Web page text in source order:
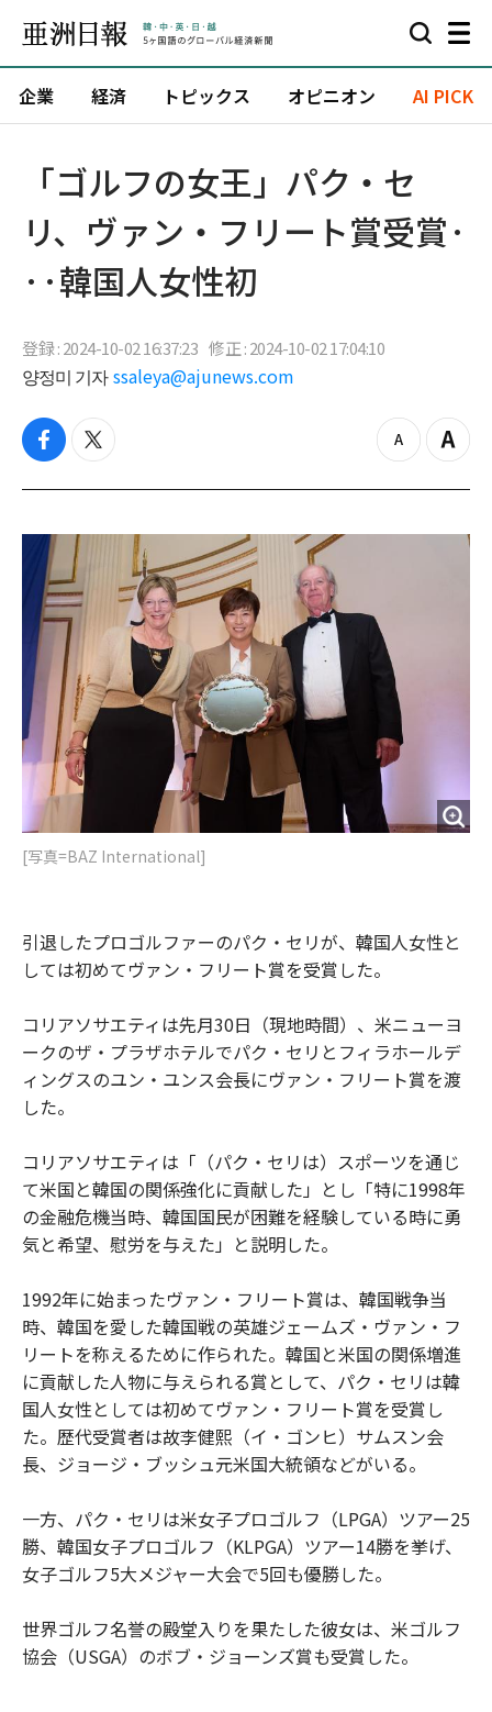
企業 経済 トピックス オピニオン AI PICK
「ゴルフの女王」パク・セ
リ、ヴァン・フリート賞受賞·
··韓国人女性初
登録 : 2024-10-02 16:37:23 修正 : 2024-10-02 17:04:10
양정미 기자 ssaleya@ajunews.com
f
c
b
o
o
k
t
i
t
z
o
o
Z
o
i
[写真=BAZ International]
引退したプロゴルファーのパク・セリが、韓国人女性と
しては初めてヴァン・フリート賞を受賞した。
コリアソサエティは先月30日（現地時間）、米ニューヨ
ークのザ・プラザホテルでパク・セリとフィラホールデ
ィングスのユン・ユンス会長にヴァン・フリート賞を渡
した。
コリアソサエティは「（パク・セリは）スポーツを通じ
て米国と韓国の関係強化に貢献した」とし「特に1998年
の金融危機当時、韓国国民が困難を経験している時に勇
気と希望、慰労を与えた」と説明した。
1992年に始まったヴァン・フリート賞は、韓国戦争当
時、韓国を愛した韓国戦の英雄ジェームズ・ヴァン・フ
リートを称えるために作られた。韓国と米国の関係増進
に貢献した人物に与えられる賞として、パク・セリは韓
国人女性としては初めてヴァン・フリート賞を受賞し
た。歴代受賞者は故李健熙（イ・ゴンヒ）サムスン会
長、ジョージ・ブッシュ元米国大統領などがいる。
一方、パク・セリは米女子プロゴルフ（LPGA）ツアー25
勝、韓国女子プロゴルフ（KLPGA）ツアー14勝を挙げ、
女子ゴルフ5大メジャー大会で5回も優勝した。
世界ゴルフ名誉の殿堂入りを果たした彼女は、米ゴルフ
協会（USGA）のボブ・ジョーンズ賞も受賞した。